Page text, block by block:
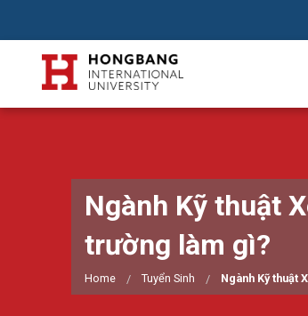
Ngành Kỹ thuật
trường làm gì?
Home Tuyển Sinh Ngành Kỹ thuật